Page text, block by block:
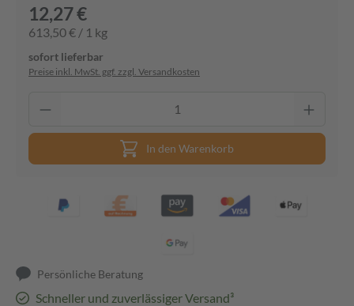
12,27 €
613,50 € / 1 kg
sofort lieferbar
Preise inkl. MwSt. ggf. zzgl. Versandkosten
In den Warenkorb
Persönliche Beratung
Schneller und zuverlässiger Versand³